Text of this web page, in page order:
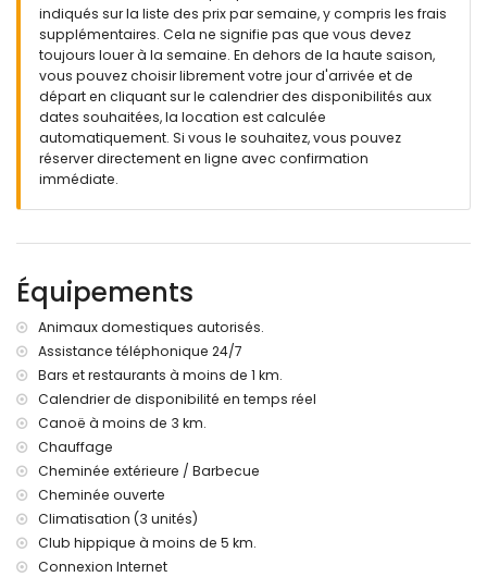
2 chambres, chacune avec 2 lits simples (mesurant 200 par
90 cm) et ventilateur
chambre avec air conditionné et 2 lits simples (mesurant
200 par 90 cm)
salle de bain en suite avec double lavabo, douche et
toilette
salle de bain avec double lavabo, combinaison
baignoire/douche et toilette
salle de bain avec lavabo simple, douche et toilette
chambre avec 4 lits simples (mesurant 200 par 90 cm) et
Extérieur de la villa
grand terrain clôturé
piscine privée mesurant 10m x 5m et 2m de profondeur
beau jardin avec pelouse, arbres et mobilier de jardin avec
transats
2 terrasses, dont 1 couverte
cuisine extérieure et barbecue
douche extérieure
espace salon extérieur et salle à manger extérieure
4 places de parking privées et clôturées
terrasse sur le toit
Plus d'informations
indiqués sur la liste des prix par semaine, y compris les frais
supplémentaires. Cela ne signifie pas que vous devez
toujours louer à la semaine. En dehors de la haute saison,
vous pouvez choisir librement votre jour d'arrivée et de
départ en cliquant sur le calendrier des disponibilités aux
dates souhaitées, la location est calculée
automatiquement. Si vous le souhaitez, vous pouvez
réserver directement en ligne avec confirmation
immédiate.
Équipements
Animaux domestiques autorisés.
Assistance téléphonique 24/7
Bars et restaurants à moins de 1 km.
Calendrier de disponibilité en temps réel
Canoë à moins de 3 km.
Chauffage
Cheminée extérieure / Barbecue
Cheminée ouverte
Climatisation (3 unités)
Club hippique à moins de 5 km.
Connexion Internet